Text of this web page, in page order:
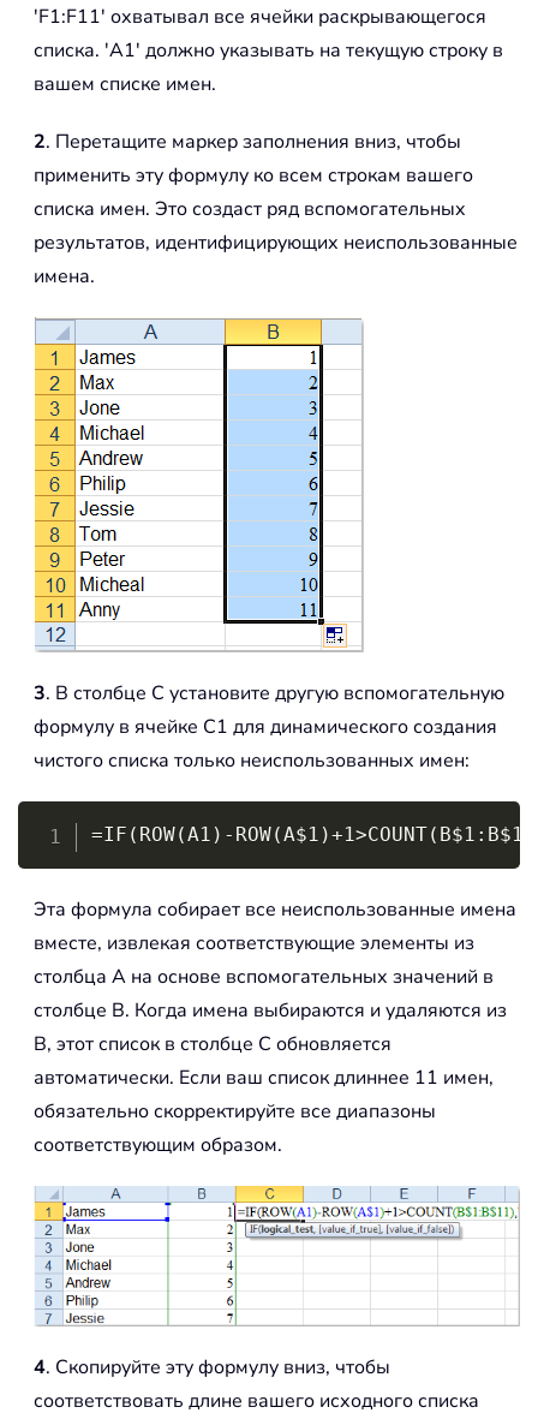
'F1:F11' охватывал все ячейки раскрывающегося
списка. 'A1' должно указывать на текущую строку в
вашем списке имен.
2. Перетащите маркер заполнения вниз, чтобы
применить эту формулу ко всем строкам вашего
списка имен. Это создаст ряд вспомогательных
результатов, идентифицирующих неиспользованные
имена.
3. В столбце C установите другую вспомогательную
формулу в ячейке C1 для динамического создания
чистого списка только неиспользованных имен:
=IF(ROW(A1)- Copy
Эта формула собирает все неиспользованные имена
вместе, извлекая соответствующие элементы из
столбца A на основе вспомогательных значений в
столбце B. Когда имена выбираются и удаляются из
B, этот список в столбце C обновляется
автоматически. Если ваш список длиннее 11 имен,
обязательно скорректируйте все диапазоны
соответствующим образом.
4. Скопируйте эту формулу вниз, чтобы
соответствовать длине вашего исходного списка